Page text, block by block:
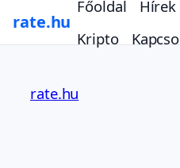
rate.hu
Főoldal Hírek
Kripto
tartalomhoz
rate.hu